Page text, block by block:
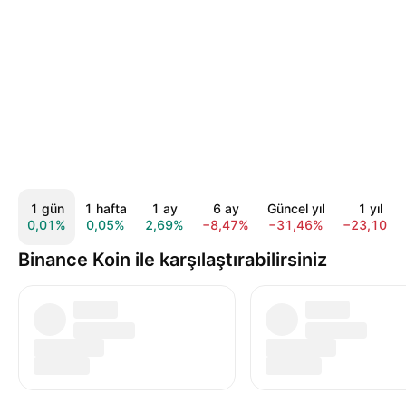
1 gün
0,01%
1 hafta
0,05%
1 ay
2,69%
6 ay
−8,47%
Güncel yıl
−31,46%
1 yıl
−23,10%
Binance Koin ile karşılaştırabilirsiniz